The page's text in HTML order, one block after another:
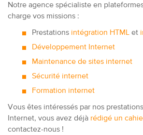
Notre agence spécialiste en
charge vos missions :
Prestations intégration HTML et
Développement Internet
Maintenance de sites internet
Sécurité internet
Formation internet
Vous êtes intéressés par nos
Internet, vous avez déjà rédigé un
contactez-nous !